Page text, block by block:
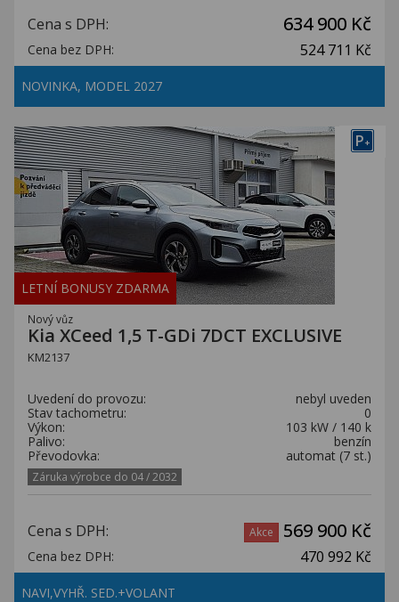
Cena s DPH: 634 900 Kč
Cena bez DPH: 524 711 Kč
NOVINKA, MODEL 2027
P+
LETNÍ BONUSY ZDARMA
Nový vůz
Kia XCeed 1,5 T-GDi 7DCT EXCLUSIVE
KM2137
Uvedení do provozu:
nebyl uveden
Stav tachometru:
0
Výkon:
103 kW / 140 k
Palivo:
benzín
Převodovka:
automat (7 st.)
Záruka výrobce do 04 / 2032
Cena s DPH: Akce 569 900 Kč
Cena bez DPH: 470 992 Kč
NAVI,VYHŘ. SED.+VOLANT